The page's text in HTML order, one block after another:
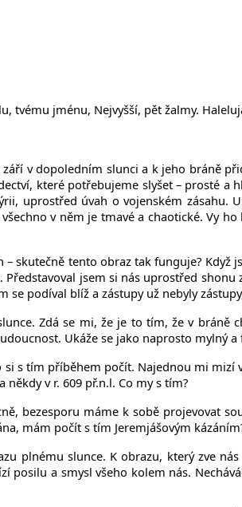
tvému jménu, Nejvyšší, pět žalmy.
v dopoledním slunci a k jeho bráně
které potřebujeme slyšet – prosté
uprostřed úvah o vojenském
v něm je tmavé a chaotické. Vy
skutečně tento obraz tak funguje?
jsem si nás uprostřed
se podíval blíž a zástupy už nebyly
Zdá se mi, že je to tím, že v
Ukáže se jako naprosto mylný a
s tím příběhem počít. Najednou mi mizí
v r. 609 př.n.l. Co my s tím?
bezesporu máme k sobě projevovat
mám počít s tím Jeremjášovým
plnému slunce. K obrazu, který zve
posilu a smysl všeho kolem nás.